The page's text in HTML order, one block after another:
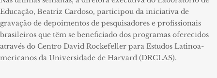
Educação, Beatriz Cardoso, participou da iniciativa de
gravação de depoimentos de pesquisadores e profissionais
brasileiros que têm se beneficiado dos programas oferecidos
através do Centro David Rockefeller para Estudos Latinoa-
mericanos da Universidade de Harvard (DRCLAS).